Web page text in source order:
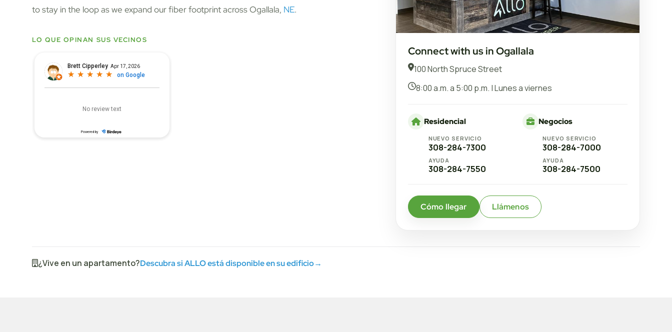
to stay in the loop as we expand our fiber footprint across Ogallala, NE.
LO QUE OPINAN SUS VECINOS
Connect with us in Ogallala
100 North Spruce Street
8:00 a.m. a 5:00 p.m. | Lunes a viernes
Residencial
NUEVO SERVICIO
308-284-7300
AYUDA
308-284-7550
Negocios
NUEVO SERVICIO
308-284-7000
AYUDA
308-284-7500
Cómo llegar Llámenos
¿Vive en un apartamento?Descubra si ALLO está disponible en su edificio→